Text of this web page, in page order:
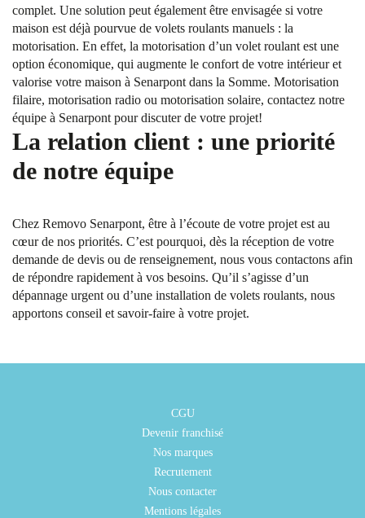
complet. Une solution peut également être envisagée si votre
maison est déjà pourvue de volets roulants manuels : la
motorisation. En effet, la motorisation d’un volet roulant est une
option économique, qui augmente le confort de votre intérieur et
valorise votre maison à Senarpont dans la Somme. Motorisation
filaire, motorisation radio ou motorisation solaire, contactez notre
équipe à Senarpont pour discuter de votre projet!
La relation client : une priorité
de notre équipe
Chez Removo Senarpont, être à l’écoute de votre projet est au
cœur de nos priorités. C’est pourquoi, dès la réception de votre
demande de devis ou de renseignement, nous vous contactons afin
de répondre rapidement à vos besoins. Qu’il s’agisse d’un
dépannage urgent ou d’une installation de volets roulants, nous
apportons conseil et savoir-faire à votre projet.
CGU
Devenir franchisé
Nos marques
Recrutement
Nous contacter
Mentions légales